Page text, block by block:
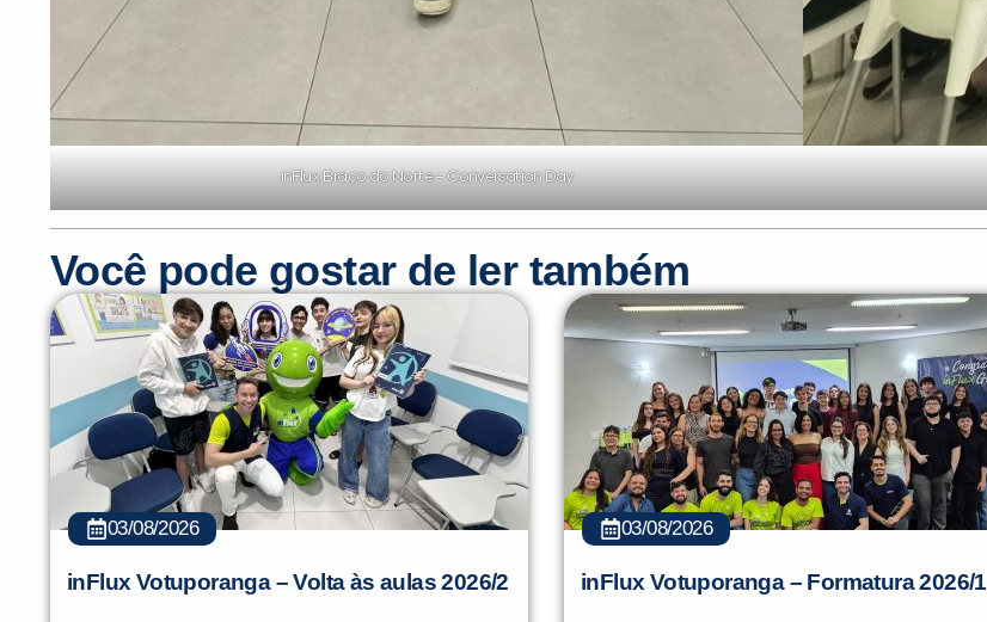
inFlux Braço do Norte – Conversation Day
Você pode gostar de ler também
03/08/2026
inFlux Votuporanga – Volta às aulas 2026/2
03/08/2026
inFlux Votuporanga – Formatura 2026/1